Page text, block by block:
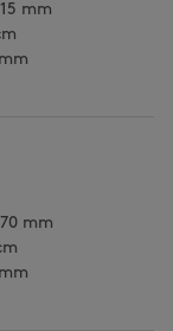
mm
mm